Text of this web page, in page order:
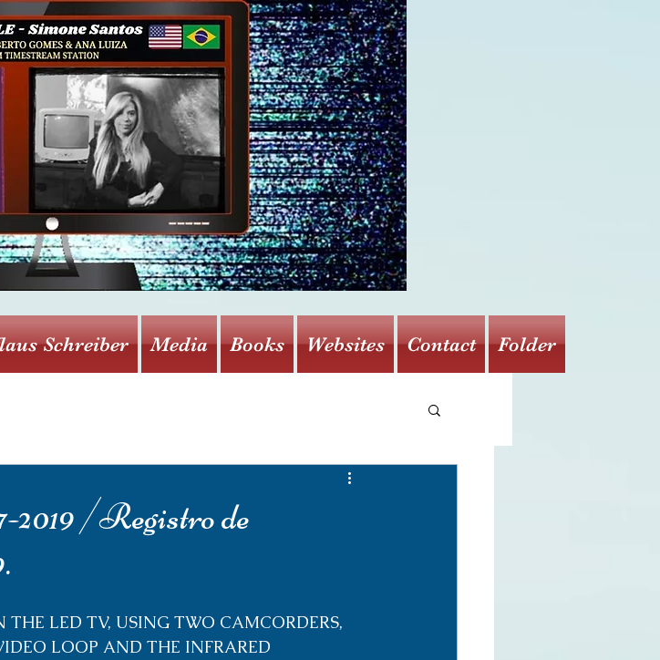
Schreiber Media Books Websites Contact Folder
2019 /Registro de
LED TV, USING TWO CAMCORDERS,
LOOP AND THE INFRARED